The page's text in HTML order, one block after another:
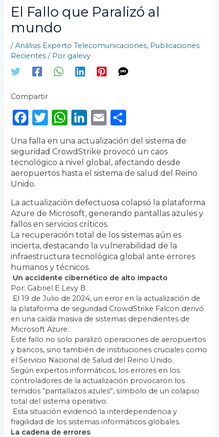
El Fallo que Paralizó al
mundo
/Análisis Experto Telecomunicaciones, Publicaciones
Recientes / Por galevy
Compartir
F
a
c
e
b
o
o
k
T
it
te
r
W
a
ts
A
p
Li
k
e
dI
n
E
m
ai
l
o
m
p
ar
ti
r
Una falla en una actualización del sistema de
seguridad CrowdStrike provocó un caos
tecnológico a nivel global, afectando desde
aeropuertos hasta el sistema de salud del Reino
Unido.
La actualización defectuosa colapsó la plataforma
Azure de Microsoft, generando pantallas azules y
fallos en servicios críticos.
La recuperación total de los sistemas aún es
incierta, destacando la vulnerabilidad de la
infraestructura tecnológica global ante errores
humanos y técnicos.
Un accidente cibernético de alto impacto
Por: Gabriel E Levy B
El 19 de Julio de 2024, un error en la actualización de
la plataforma de seguridad CrowdStrike Falcon derivó
en una caída masiva de sistemas dependientes de
Microsoft Azure.
Este fallo no solo paralizó operaciones de aeropuertos
y bancos, sino también de instituciones cruciales como
el Servicio Nacional de Salud del Reino Unido.
Según expertos informáticos, los errores en los
controladores de la actualización provocaron los
temidos “pantallazos azules”, símbolo de un colapso
total del sistema operativo.
Esta situación evidenció la interdependencia y
fragilidad de los sistemas informáticos globales.
La cadena de errores